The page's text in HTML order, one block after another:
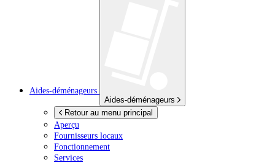
Aides-déménageurs
Aides-déménageurs
Retour au menu principal
Aperçu
Fournisseurs locaux
Fonctionnement
Services